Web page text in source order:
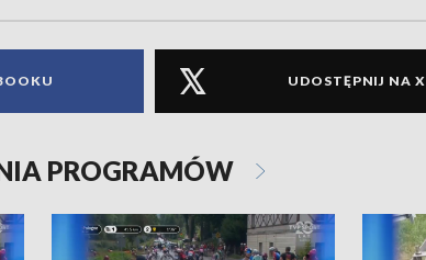
UDOSTĘPNIJ NA X
PROGRAMÓW